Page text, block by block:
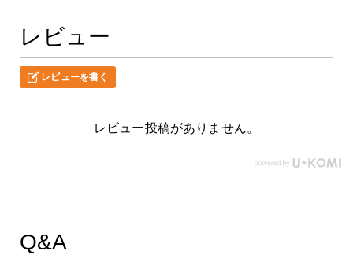
レビュー
レビューを書く
レビュー投稿がありません。
Q&A